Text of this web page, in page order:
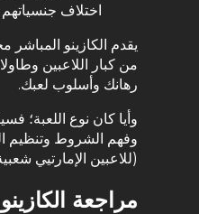
اختلاف جنسياتهم
يقدم الكازينو
من كبار اللاعبين
رهانك وأسلوب لعبك.
وأيا كان نوع اللعبة؛
وفهم الشروط وتنظيم
(للاعبين الإمارتيي
مراجعة